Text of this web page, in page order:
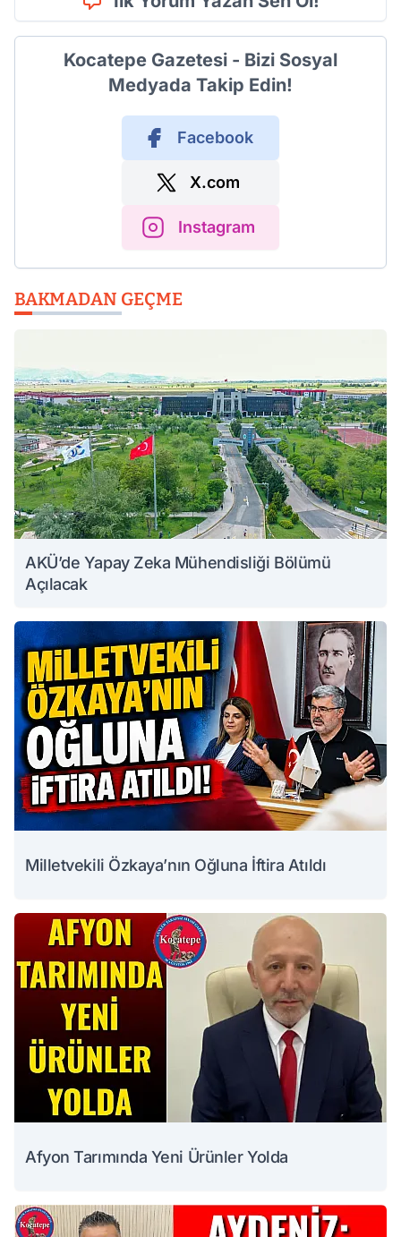
Kocatepe Gazetesi - Bizi Sosyal
Medyada Takip Edin!
Facebook
X.com
Instagram
BAKMADAN GEÇME
AKÜ’de Yapay Zeka Mühendisliği Bölümü
Açılacak
Milletvekili Özkaya’nın Oğluna İftira Atıldı
Afyon Tarımında Yeni Ürünler Yolda